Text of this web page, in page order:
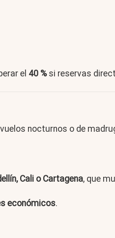
el 40 %si reservas
nocturnos o de
Cali o Cartagena, que
económicos.